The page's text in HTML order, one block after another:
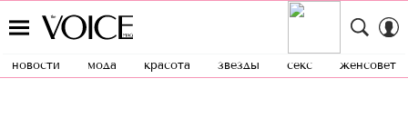
новости мода красота звезды секс женсовет